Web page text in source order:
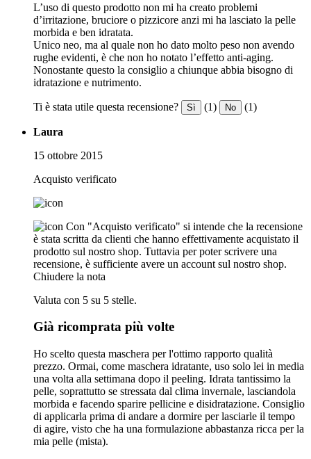
L’uso di questo prodotto non mi ha creato problemi
d’irritazione, bruciore o pizzicore anzi mi ha lasciato la pelle
morbida e ben idratata.
Unico neo, ma al quale non ho dato molto peso non avendo
rughe evidenti, è che non ho notato l’effetto anti-aging.
Nonostante questo la consiglio a chiunque abbia bisogno di
idratazione e nutrimento.
Ti è stata utile questa recensione? Sì (1) No (1)
Laura
15 ottobre 2015
Acquisto verificato
Con "Acquisto verificato" si intende che la recensione
è stata scritta da clienti che hanno effettivamente acquistato il
prodotto sul nostro shop. Tuttavia per poter scrivere una
recensione, è sufficiente avere un account sul nostro shop.
Chiudere la nota
Valuta con 5 su 5 stelle.
Già ricomprata più volte
Ho scelto questa maschera per l'ottimo rapporto qualità
prezzo. Ormai, come maschera idratante, uso solo lei in media
una volta alla settimana dopo il peeling. Idrata tantissimo la
pelle, soprattutto se stressata dal clima invernale, lasciandola
morbida e facendo sparire pellicine e disidratazione. Consiglio
di applicarla prima di andare a dormire per lasciarle il tempo
di agire, visto che ha una formulazione abbastanza ricca per la
mia pelle (mista).